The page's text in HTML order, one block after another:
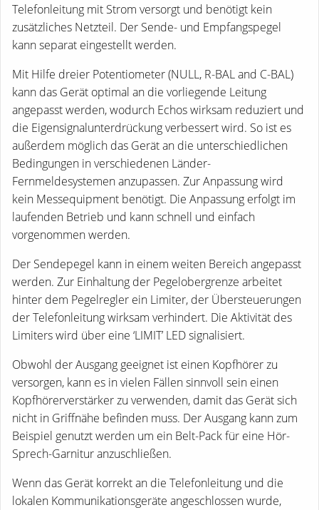
Telefonleitung mit Strom versorgt und benötigt kein
zusätzliches Netzteil. Der Sende- und Empfangspegel
kann separat eingestellt werden.
Mit Hilfe dreier Potentiometer (NULL, R-BAL and C-BAL)
kann das Gerät optimal an die vorliegende Leitung
angepasst werden, wodurch Echos wirksam reduziert und
die Eigensignalunterdrückung verbessert wird. So ist es
außerdem möglich das Gerät an die unterschiedlichen
Bedingungen in verschiedenen Länder-
Fernmeldesystemen anzupassen. Zur Anpassung wird
kein Messequipment benötigt. Die Anpassung erfolgt im
laufenden Betrieb und kann schnell und einfach
vorgenommen werden.
Der Sendepegel kann in einem weiten Bereich angepasst
werden. Zur Einhaltung der Pegelobergrenze arbeitet
hinter dem Pegelregler ein Limiter, der Übersteuerungen
der Telefonleitung wirksam verhindert. Die Aktivität des
Limiters wird über eine ‘LIMIT’ LED signalisiert.
Obwohl der Ausgang geeignet ist einen Kopfhörer zu
versorgen, kann es in vielen Fällen sinnvoll sein einen
Kopfhörerverstärker zu verwenden, damit das Gerät sich
nicht in Griffnähe befinden muss. Der Ausgang kann zum
Beispiel genutzt werden um ein Belt-Pack für eine Hör-
Sprech-Garnitur anzuschließen.
Wenn das Gerät korrekt an die Telefonleitung und die
lokalen Kommunikationsgeräte angeschlossen wurde,